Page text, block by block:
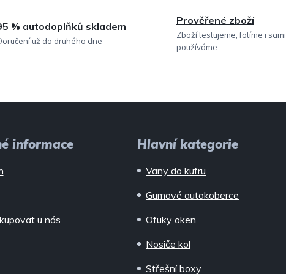
% autodoplňků skladem
už do druhého dne
Prověřené zboží
Zboží testujeme, fotíme i sami
používáme
informace
u nás
Hlavní kategorie
Vany do kufru
Gumové autokoberce
Ofuky oken
Nosiče kol
Střešní boxy